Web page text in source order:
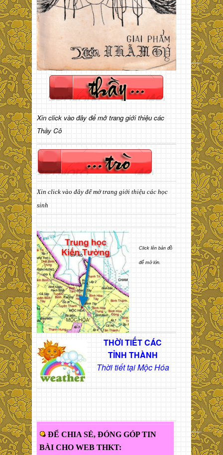
Xin click vào đây để mở trang giới thiệu các
Thầy Cô
Xin click vào đây để mở trang giới thiệu các học
sinh
Click lên bản đồ
để mở lớn.
THỜI TIẾT CÁC
TỈNH THÀNH
Thời tiết tại Mộc Hóa
ĐỂ CHIA SẺ, ĐÓNG GÓP TIN
BÀI CHO WEB THKT: